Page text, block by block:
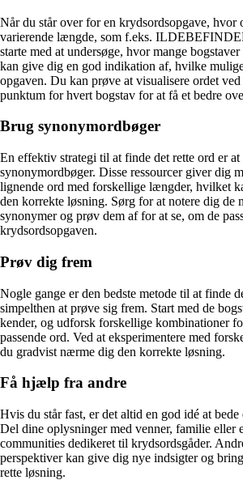
Når du står over for en krydsordsopgave, hvor
varierende længde, som f.eks.
starte med at undersøge, hvor mange
kan give dig en god indikation af, hvilke
opgaven. Du kan prøve at visualisere ordet
punktum for hvert bogstav for at få et bedre
Brug synonymordbøger
En effektiv strategi til at finde det rette ord er
synonymordbøger. Disse ressourcer giver dig
lignende ord med forskellige længder, hvilket
den korrekte løsning. Sørg for at notere dig de
synonymer og prøv dem af for at se, om de
krydsordsopgaven.
Prøv dig frem
Nogle gange er den bedste metode til at finde
simpelthen at prøve sig frem. Start med de
kender, og udforsk forskellige kombinationer
passende ord. Ved at eksperimentere med
du gradvist nærme dig den korrekte løsning.
Få hjælp fra andre
Hvis du står fast, er det altid en god idé at
Del dine oplysninger med venner, familie eller
communities dedikeret til krydsordsgåder.
perspektiver kan give dig nye indsigter og
rette løsning.